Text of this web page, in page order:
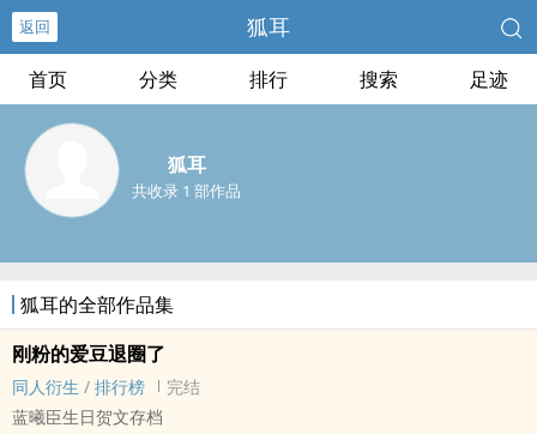
返回 狐耳
首页 分类 排行 搜索 足迹
狐耳
共收录 1 部作品
狐耳的全部作品集
刚粉的爱豆退圈了
同人衍生 / 排行榜
完结
蓝曦臣生日贺文存档